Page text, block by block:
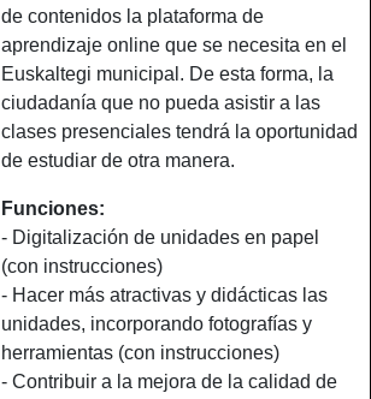
de contenidos la plataforma de
aprendizaje online que se necesita en el
Euskaltegi municipal. De esta forma, la
ciudadanía que no pueda asistir a las
clases presenciales tendrá la oportunidad
de estudiar de otra manera.
Funciones:
- Digitalización de unidades en papel
(con instrucciones)
- Hacer más atractivas y didácticas las
unidades, incorporando fotografías y
herramientas (con instrucciones)
- Contribuir a la mejora de la calidad de